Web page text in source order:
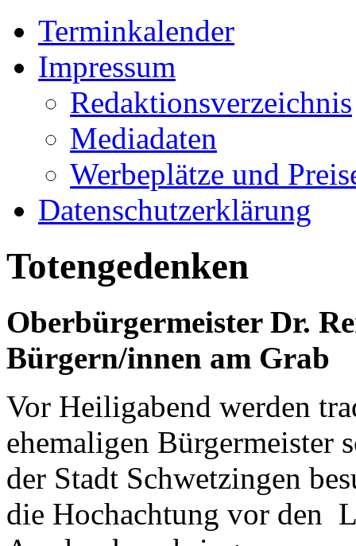
Terminkalender
Impressum
Redaktionsverzeichnis
Mediadaten
Werbeplätze und
Datenschutzerklärung
Totengedenken
Oberbürgermeister Dr.
Bürgern/innen am Grab
Vor Heiligabend werden
ehemaligen Bürgermeister
der Stadt Schwetzingen
die Hochachtung vor den